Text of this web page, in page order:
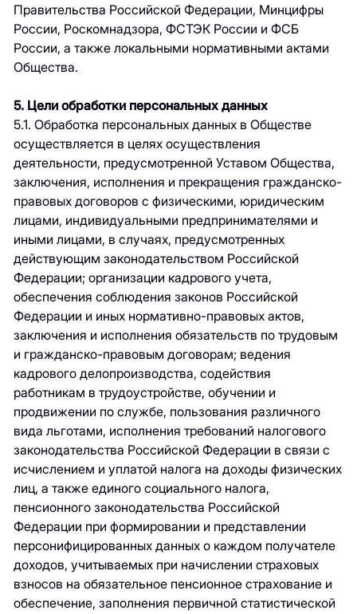
Правительства Российской Федерации, Минцифры
России, Роскомнадзора, ФСТЭК России и ФСБ
России, а также локальными нормативными актами
Общества.
5. Цели обработки персональных данных
5.1. Обработка персональных данных в Обществе
осуществляется в целях осуществления
деятельности, предусмотренной Уставом Общества,
заключения, исполнения и прекращения гражданско-
правовых договоров с физическими, юридическим
лицами, индивидуальными предпринимателями и
иными лицами, в случаях, предусмотренных
действующим законодательством Российской
Федерации; организации кадрового учета,
обеспечения соблюдения законов Российской
Федерации и иных нормативно-правовых актов,
заключения и исполнения обязательств по трудовым
и гражданско-правовым договорам; ведения
кадрового делопроизводства, содействия
работникам в трудоустройстве, обучении и
продвижении по службе, пользования различного
вида льготами, исполнения требований налогового
законодательства Российской Федерации в связи с
исчислением и уплатой налога на доходы физических
лиц, а также единого социального налога,
пенсионного законодательства Российской
Федерации при формировании и представлении
персонифицированных данных о каждом получателе
доходов, учитываемых при начислении страховых
взносов на обязательное пенсионное страхование и
обеспечение, заполнения первичной статистической